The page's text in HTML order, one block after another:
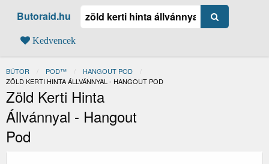
Butoraid.hu
Kedvencek
BÚTOR POD™
HANGOUT POD
JELENLEGI:
ZÖLD KERTI HINTA ÁLLVÁNNYAL - HANGOUT POD
Zöld Kerti Hinta
Állvánnyal - Hangout
Pod